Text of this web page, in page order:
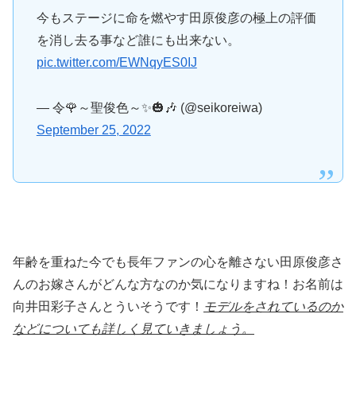
今もステージに命を燃やす田原俊彦の極上の評価
を消し去る事など誰にも出来ない。
pic.twitter.com/EWNqyES0IJ
— 令🌹～聖俊色～✨🎃🎶 (@seikoreiwa)
September 25, 2022
年齢を重ねた今でも長年ファンの心を離さない田原俊彦さ
んのお嫁さんがどんな方なのか気になりますね！お名前は
向井田彩子さんとういそうです！ モデルをされているのか
などについても詳しく見ていきましょう。